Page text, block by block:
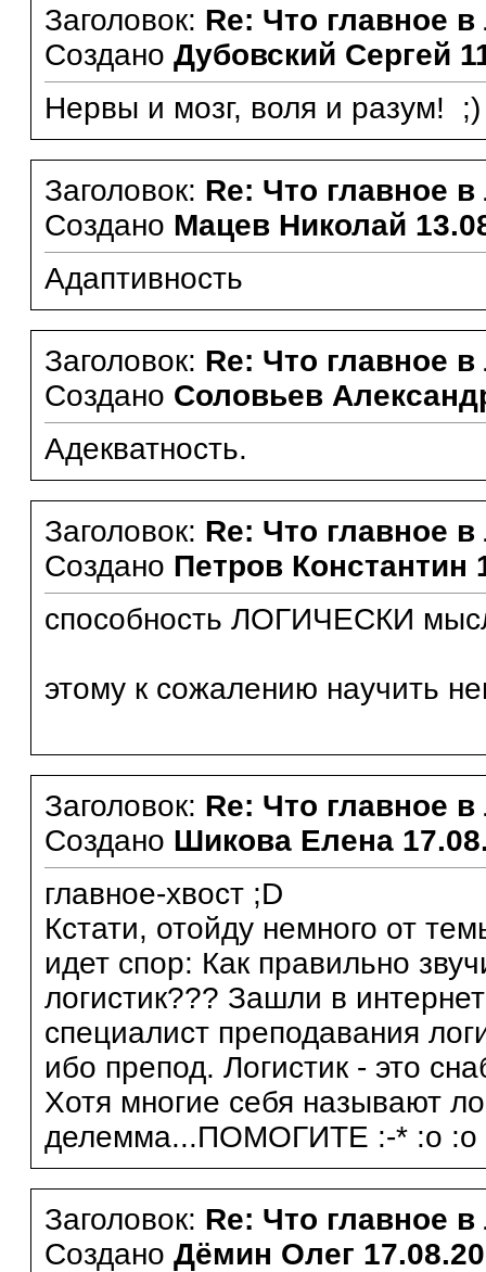
Заголовок: Re: Что главное в
Создано Дубовский Сергей
Нервы и мозг, воля и разум! ;)
Заголовок: Re: Что главное в
Создано Мацев Николай
Адаптивность
Заголовок: Re: Что главное в
Создано Соловьев
Адекватность.
Заголовок: Re: Что главное в
Создано Петров Константин
способность ЛОГИЧЕСКИ
этому к сожалению научить
Заголовок: Re: Что главное в
Создано Шикова Елена
главное-хвост ;D
Кстати, отойду немного от
идет спор: Как правильно
логистик??? Зашли в
специалист преподавания
ибо препод. Логистик - это
Хотя многие себя называют
делемма...ПОМОГИТЕ :-* :o :o
Заголовок: Re: Что главное в
Создано Дёмин Олег